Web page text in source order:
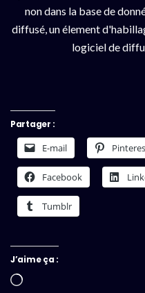
non dans la base de
diffusé, un élement
logiciel de
Partager :
E-mail
Facebook
Tumblr
J’aime ça :
Chargement…